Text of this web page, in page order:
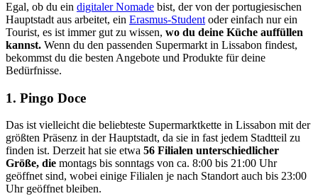
Egal, ob du ein digitaler Nomade bist, der von der portugiesischen
Hauptstadt aus arbeitet, ein Erasmus-Student oder einfach nur ein
Tourist, es ist immer gut zu wissen, wo du deine Küche auffüllen
kannst. Wenn du den passenden Supermarkt in Lissabon findest,
bekommst du die besten Angebote und Produkte für deine
Bedürfnisse.
1. Pingo Doce
Das ist vielleicht die beliebteste Supermarktkette in Lissabon mit der
größten Präsenz in der Hauptstadt, da sie in fast jedem Stadtteil zu
finden ist. Derzeit hat sie etwa 56 Filialen unterschiedlicher
Größe, die montags bis sonntags von ca. 8:00 bis 21:00 Uhr
geöffnet sind, wobei einige Filialen je nach Standort auch bis 23:00
Uhr geöffnet bleiben.